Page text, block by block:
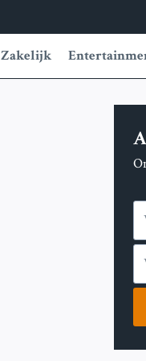
Zakelijk